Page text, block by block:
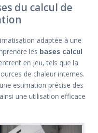
du calcul de
adaptée à une
les bases calcul
en jeu, tels que la
de chaleur internes.
estimation précise des
une utilisation efficace